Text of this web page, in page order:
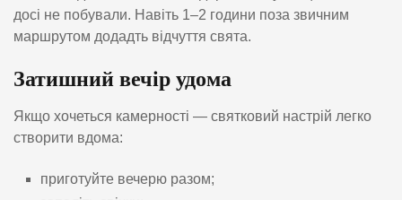
досі не побували. Навіть 1–2 години поза звичним
маршрутом додадть відчуття свята.
Затишний вечір удома
Якщо хочеться камерності — святковий настрій легко
створити вдома:
приготуйте вечерю разом;